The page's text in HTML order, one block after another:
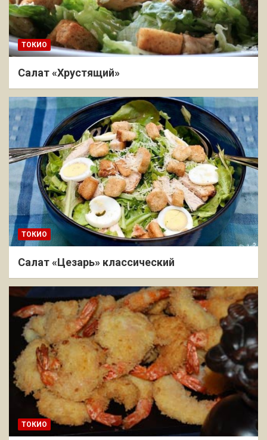
ТОКИО
Салат «Хрустящий»
ТОКИО
Салат «Цезарь» классический
ТОКИО